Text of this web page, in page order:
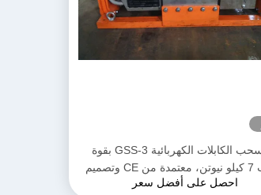
آلة سحب الكابلات الكهربائية GSS-3 بقوة
سحب 7 كيلو نيوتن، معتمدة من CE وتصميم
مدمج لتركيب كابلات الطاقة الأرضية
احصل على أفضل سعر